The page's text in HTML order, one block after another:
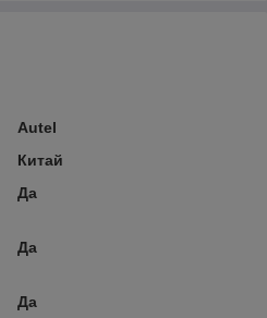
Autel
Китай
Да
Да
Да